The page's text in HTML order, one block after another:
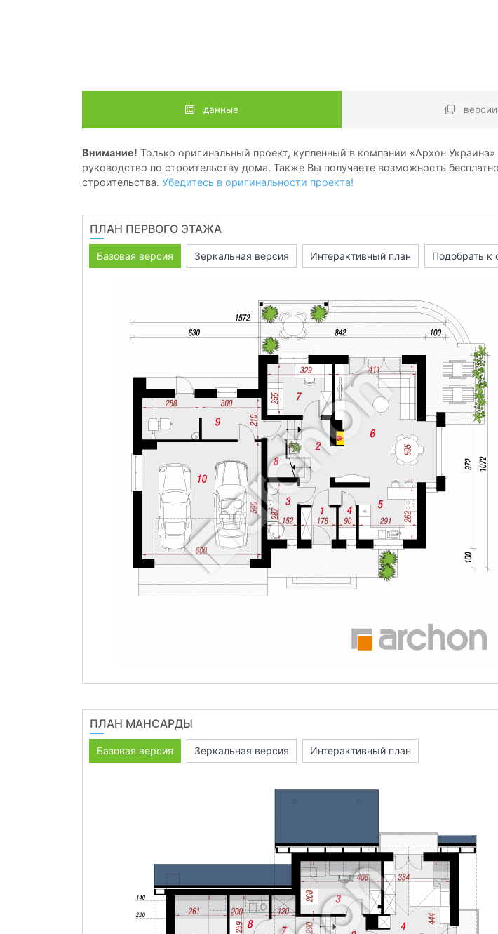
данные версии
Внимание! Только оригинальный проект, купленный в компании «Архон
руководство по строительству дома. Также Вы получаете возможность
строительства. Убедитесь в оригинальности проекта!
ПЛАН ПЕРВОГО ЭТАЖА
Базовая версия Зеркальная версия Интерактивный план Подобрать к
ПЛАН МАНСАРДЫ
Базовая версия Зеркальная версия Интерактивный план